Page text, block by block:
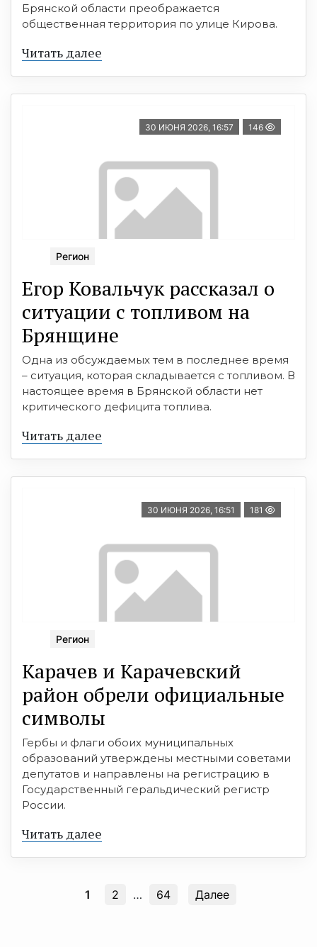
Брянской области преображается
общественная территория по улице Кирова.
Читать далее
30 ИЮНЯ 2026, 16:57 146
Регион
Егор Ковальчук рассказал о
ситуации с топливом на
Брянщине
Одна из обсуждаемых тем в последнее время
– ситуация, которая складывается с топливом. В
настоящее время в Брянской области нет
критического дефицита топлива.
Читать далее
30 ИЮНЯ 2026, 16:51 181
Регион
Карачев и Карачевский
район обрели официальные
символы
Гербы и флаги обоих муниципальных
образований утверждены местными советами
депутатов и направлены на регистрацию в
Государственный геральдический регистр
России.
Читать далее
1 2 … 64 Далее